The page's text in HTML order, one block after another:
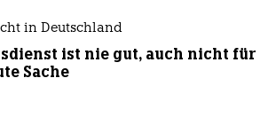
in Deutschland
ist nie gut, auch nicht für
Sache